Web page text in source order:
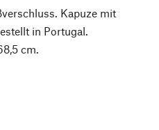
Kapuze mit
in Portugal.
cm.